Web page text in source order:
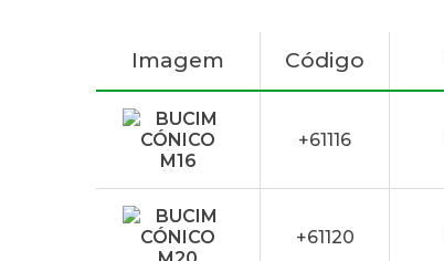
Imagem Código
+61116
+61120